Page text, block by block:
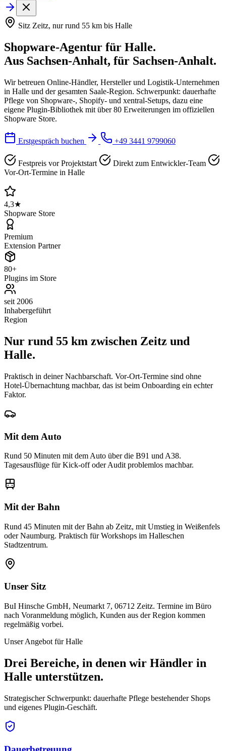
Sitz Zeitz, nur rund 55 km bis Halle
Shopware-Agentur für Halle.
Aus Sachsen-Anhalt, für Sachsen-Anhalt.
Wir betreuen Online-Händler, Hersteller und Logistik-Unternehmen
in Halle und der gesamten Saale-Region. Schwerpunkt: dauerhafte
Pflege von Shopware-, Shopify- und xentral-Setups, dazu eine
eigene Plugin-Bibliothek mit über 80 Erweiterungen im offiziellen
Shopware Store.
Erstgespräch buchen +49 3441 9799060
Festpreis vor Projektstart
Direkt zum Entwickler-Team
Vor-Ort-Termine in Halle
4,3★
Shopware Store
Premium
Extension Partner
80+
Plugins im Store
seit 2006
Inhabergeführt
Region
Nur rund 55 km zwischen Zeitz und
Halle.
Praktisch in deiner Nachbarschaft. Vor-Ort-Termine sind ohne
Hotel-Übernachtung machbar, das ist beim Onboarding ein echter
Faktor.
Mit dem Auto
Rund 50 Minuten mit dem Auto über die B91 und A38.
Tagesausflüge für Kick-off oder Audit problemlos machbar.
Mit der Bahn
Rund 45 Minuten mit der Bahn ab Zeitz, mit Umstieg in Weißenfels
oder Naumburg. Praktisch für Workshops im Halleschen
Stadtzentrum.
Unser Sitz
BuI Hinsche GmbH, Neumarkt 7, 06712 Zeitz. Termine im Büro
nach Voranmeldung möglich, Kunden aus der Region kommen
regelmäßig vorbei.
Unser Angebot für Halle
Drei Bereiche, in denen wir Händler in
Halle unterstützen.
Strategischer Schwerpunkt: dauerhafte Pflege bestehender Shops
und eigenes Plugin-Geschäft.